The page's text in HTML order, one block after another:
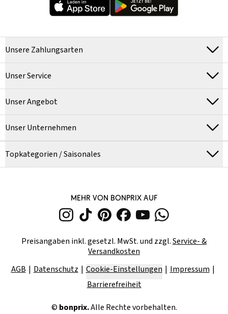
Unsere Zahlungsarten
Unser Service
Unser Angebot
Unser Unternehmen
Topkategorien / Saisonales
MEHR VON BONPRIX AUF
Preisangaben inkl. gesetzl. MwSt. und zzgl.Service- &
Versandkosten
AGB
Datenschutz Cookie-Einstellungen
Impressum
Barrierefreiheit
© bonprix.Alle Rechte vorbehalten.